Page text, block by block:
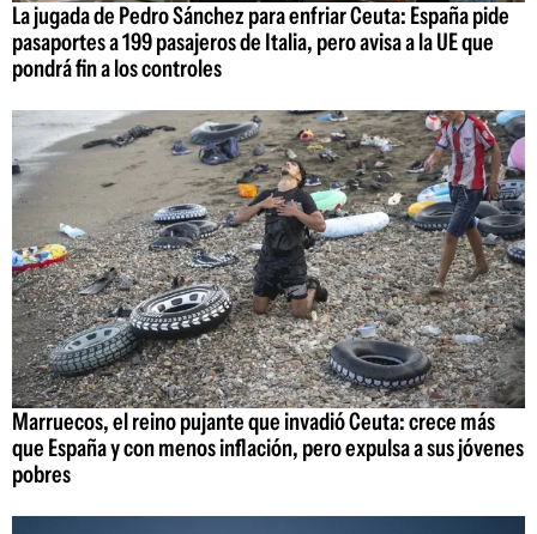
La jugada de Pedro Sánchez para enfriar Ceuta: España pide
pasaportes a 199 pasajeros de Italia, pero avisa a la UE que
pondrá fin a los controles
Marruecos, el reino pujante que invadió Ceuta: crece más
que España y con menos inflación, pero expulsa a sus jóvenes
pobres